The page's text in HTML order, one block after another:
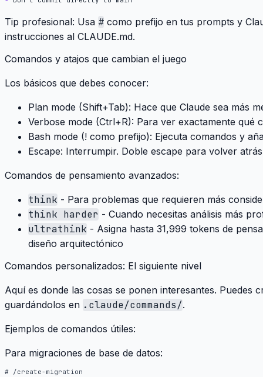
Tip profesional: Usa # como prefijo en tus prompts y
instrucciones al CLAUDE.md.
Comandos y atajos que cambian el juego
Los básicos que debes conocer:
Plan mode (Shift+Tab): Hace que Claude sea más
Verbose mode (Ctrl+R): Para ver exactamente qué
Bash mode (! como prefijo): Ejecuta comandos y
Escape: Interrumpir. Doble escape para volver
Comandos de pensamiento avanzados:
think - Para problemas que requieren más
think harder - Cuando necesitas análisis más
ultrathink - Asigna hasta 31,999 tokens de
diseño arquitectónico
Comandos personalizados: El siguiente nivel
Aquí es donde las cosas se ponen interesantes. Puedes
guardándolos en .claude/commands/.
Ejemplos de comandos útiles:
Para migraciones de base de datos: